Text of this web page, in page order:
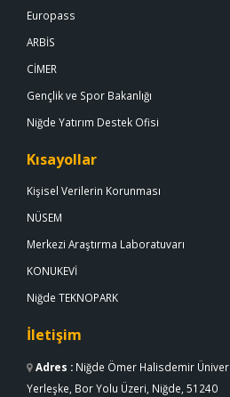
Europass
ARBİS
CİMER
Gençlik ve Spor Bakanlığı
Niğde Yatırım Destek Ofisi
Kısayollar
Kişisel Verilerin Korunması
NÜSEM
Merkezi Araştırma Laboratuvarı
KONUKEVİ
Niğde TEKNOPARK
İletişim
Adres : Niğde Ömer Halisdemir
Yerleşke, Bor Yolu Üzeri, Niğde, 51240